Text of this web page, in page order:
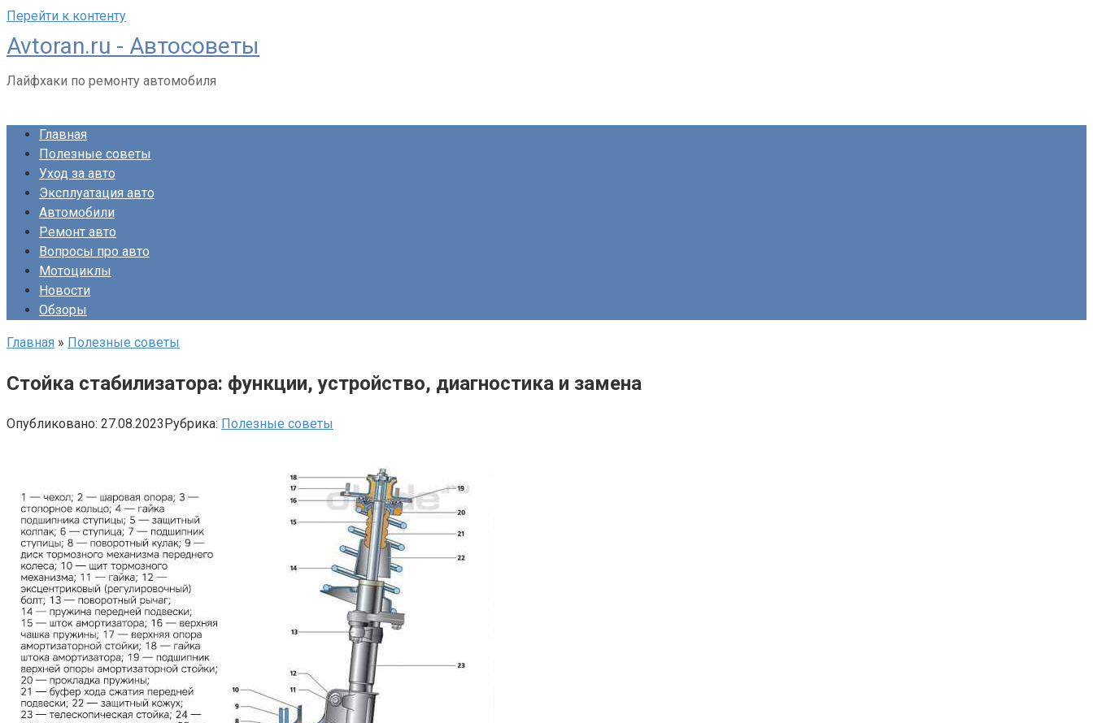
Перейти к контенту
Avtoran.ru - Автосоветы
Лайфхаки по ремонту автомобиля
Главная
Полезные советы
Уход за авто
Эксплуатация авто
Автомобили
Ремонт авто
Вопросы про авто
Мотоциклы
Новости
Обзоры
Главная » Полезные советы
Стойка стабилизатора: функции, устройство, диагностика и замена
Опубликовано: 27.08.2023Рубрика: Полезные советы